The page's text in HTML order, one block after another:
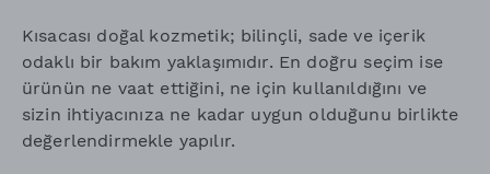
Kısacası doğal kozmetik; bilinçli, sade ve içerik
odaklı bir bakım yaklaşımıdır. En doğru seçim ise
ürünün ne vaat ettiğini, ne için kullanıldığını ve
sizin ihtiyacınıza ne kadar uygun olduğunu birlikte
değerlendirmekle yapılır.